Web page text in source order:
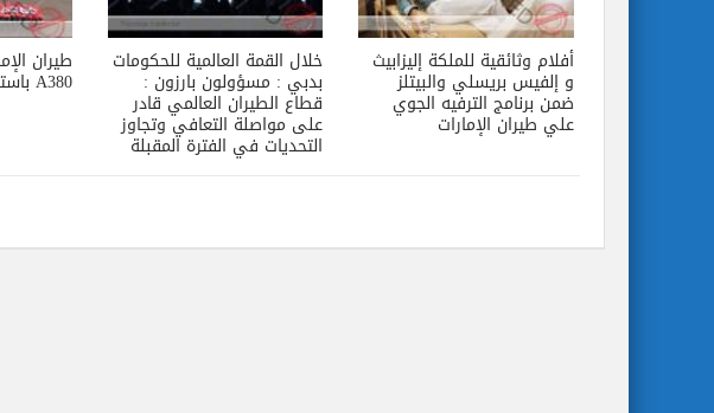
أفلام وثائقية للملكة إليزابيث
و إلفيس بريسلي والبيتلز
ضمن برنامج الترفيه الجوي
علي طيران الإمارات
خلال القمة العالمية للحكومات
بدبي : مسؤولون بارزون :
قطاع الطيران العالمي قادر
على مواصلة التعافي وتجاوز
التحديات في الفترة المقبلة
طيران
A380 باستلام الطائرة 123